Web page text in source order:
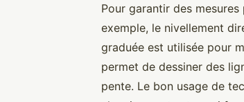
Pour garantir des
exemple, le nivellement
graduée est utilisée pour
permet de dessiner des
pente. Le bon usage de